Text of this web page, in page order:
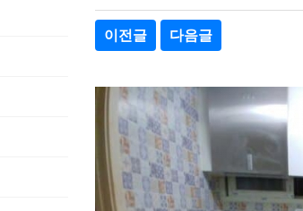
이전글 다음글